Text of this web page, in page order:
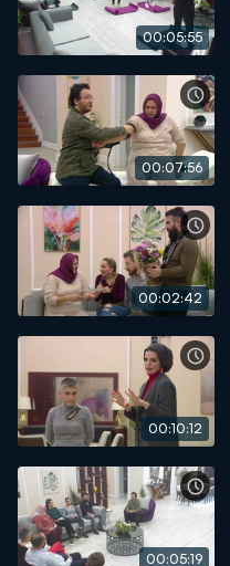
00:05:55
00:07:56
00:02:42
00:10:12
00:05:19